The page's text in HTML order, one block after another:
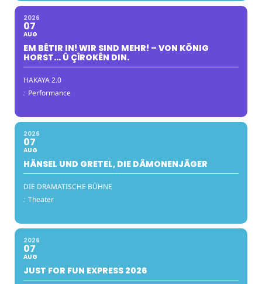
2026
07
AUG
EM BÊTIR IN! WIR SIND MEHR! – VON KÖNIG
HORST… Û ÇÎROKÊN DIN.
HAKAYA 2.0
: Performance
2026
07
AUG
HÄNSEL UND GRETEL, DIE DÄMONENJÄGER
DIE DRAMATISCHE BÜHNE
: Theater
2026
07
AUG
JUST FOR FUN EXPRESS 2026